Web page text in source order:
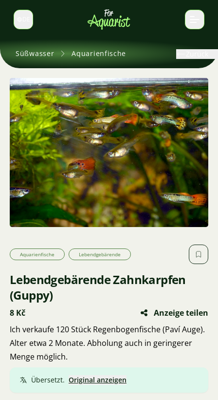
Sprache wechseln
Süßwasser Aquarienfische
Aquarienfische Lebendgebärende
Lebendgebärende Zahnkarpfen
(Guppy)
8 Kč
Anzeige teilen
Ich verkaufe 120 Stück Regenbogenfische (Paví Auge).
Alter etwa 2 Monate. Abholung auch in geringerer
Menge möglich.
Übersetzt. Original anzeigen